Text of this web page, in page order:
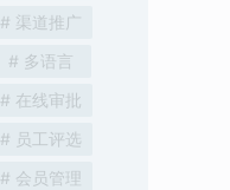
# 渠道推广
# 多语言
# 在线审批
# 员工评选
# 会员管理